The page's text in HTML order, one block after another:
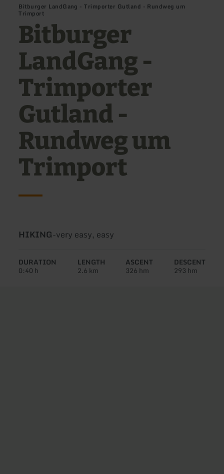
Bitburger LandGang - Trimporter Gutland - Rundweg um
Trimport
Bitburger
LandGang -
Trimporter
Gutland -
Rundweg um
Trimport
Type
tour:
HIKING-Difficulty:
very easy, easy
DURATION
0:40 h
LENGTH
2.6 km
ASCENT
326 hm
DESCENT
293 hm